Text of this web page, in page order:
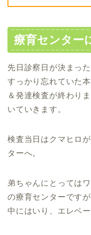
療育センター
先日診察日が決まっ
すっかり忘れていた
＆発達検査が終わり
いていきます。
検査当日はクマヒロ
ターへ。
弟ちゃんにとっては
の療育センターです
中にはいり、エレベ